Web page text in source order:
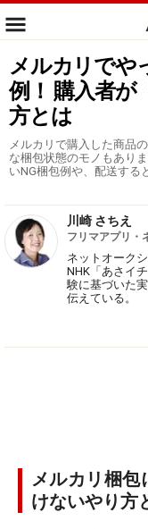
メルカリでや
例！ 購入者が
方とは
メルカリで購入した商品
な梱包状態のモノもあり
いNG梱包例や、配送する
川崎 さちえ
フリマアプリ・
ネットオーク
NHK「あさイ
験に基づいた
伝えている。
メルカリ梱包
けないやり方